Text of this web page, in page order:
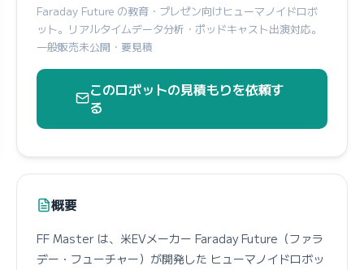
Faraday Future の教育・プレゼン向けヒューマノイドロボ
ット。リアルタイムデータ分析・ポッドキャスト出演対応。
一般販売未公開・要見積
このロボットの見積もりを依頼す
る
概要
FF Master は、米EVメーカー Faraday Future（ファラ
デー・フューチャー）が開発した ヒューマノイドロボッ